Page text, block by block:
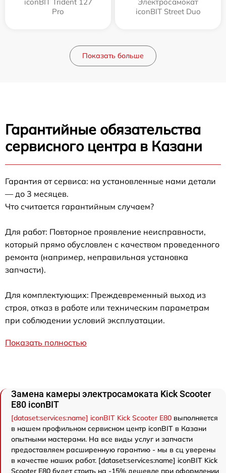
Pro
iconBIT Street Duo
Показать больше
Гарантийные обязательства
сервисного центра в Казани
Гарантия от сервиса: на установленные нами детали
— до 3 месяцев.
Что считается гарантийным случаем?
Для работ: Повторное проявление неисправности,
который прямо обусловлен с качеством проведенного
ремонта (например, неправильная установка
запчасти).
Для комплектующих: Преждевременный выход из
строя, отказ в работе или техническим параметрам
при соблюдении условий эксплуатации.
Показать полностью
Замена камеры электросамоката Kick Scooter
E80 iconBIT
[dataset:services:name] iconBIT Kick Scooter E80 выполняется
в нашем профильном сервисном центр iconBIT в Казани
опытными мастерами. На все виды услуг и запчасти
предоставляем расширенную гарантию - мы в сц уверены
в качестве наших работ. [dataset:services:name] iconBIT Kick
Scooter E80 будет стоить на -15% дешевле при оформлении